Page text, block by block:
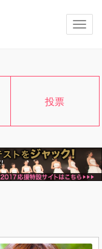
メ
投票